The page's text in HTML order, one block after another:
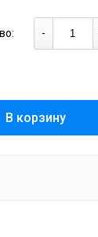
-
В корзину